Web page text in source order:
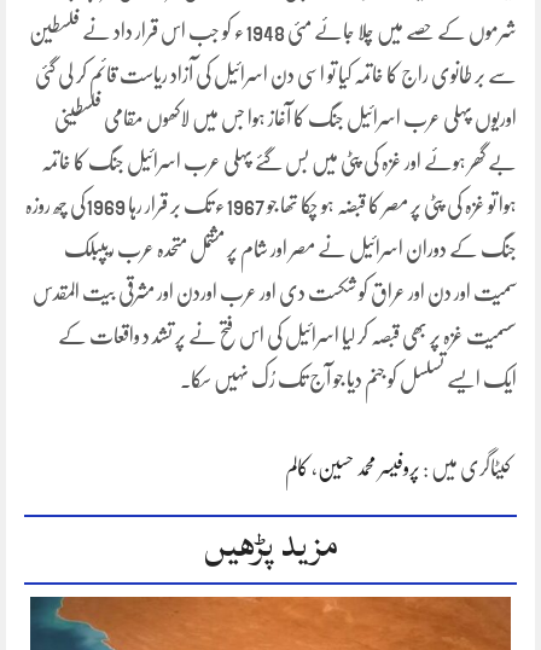
شرموں کے حصے میں چلا جائے مئی 1948ء کو جب اس قرار داد نے فلسطین
سے بر طانوی راج کا خاتمہ کیا تو اسی دن اسرائیل کی آزاد ریاست قائم کر لی گئی
اوریوں پہلی عرب اسرائیل جنگ کا آغاز ہوا جس میں لاکھوں مقامی فلسطینی
بے گھر ہوئے اور غزہ کی پٹی میں بس گئے پہلی عرب اسرائیل جنگ کا خاتمہ
ہوا تو غزہ کی پٹی پر مصر کا قبضہ ہو چکا تھا جو 1967ء تک بر قرار رہا 1969کی چھ روزہ
جنگ کے دوران اسرائیل نے مصر اور شام پر مشتمل متحدہ عرب ریپبلک
سمیت اور دن اور عراق کو شکست دی اور عرب اوردن اور مشرقی بیت المقدس
سسمیت غزہ پر بھی قبصہ کر لیا اسرائیل کی اس فتح نے پر تشد د واقعات کے
ایک ایسے تسلسل کو جنم دیا جو آج تک رُک نہیں سکا۔
کیٹاگری میں : پروفیسر محمد حسین ، کالم
مزید پڑھیں